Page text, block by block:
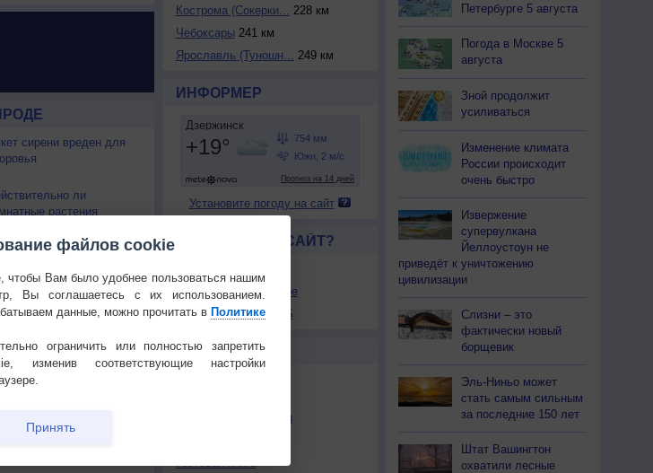
сирени вреден для
ли
растения
месяцы выбирать
купить правильный
без нитратов?
северные сияния
цвета?
Облачность
Кострома (Сокерки... 228 км
Чебоксары241 км
Ярославль (Туношн... 249 км
ИНФОРМЕР
Установите погоду на сайт
ПОНРАВИЛСЯ САЙТ?
Добавить в Избранное
Экпорт погоды в RSS
КОНТАКТЫ
конфиденциальности
Гостевая книга
Петербурге 5 августа
Погода в Москве 5
августа
Зной продолжит
усиливаться
Изменение климата
России происходит
очень быстро
Извержение
супервулкана
Йеллоустоун не
приведёт к уничтожению
цивилизации
Слизни – это
фактически новый
борщевик
Эль-Ниньо может
стать самым сильным
за последние 150 лет
Штат Вашингтон
охватили лесные
файлов cookie
Вам было удобнее пользоваться нашим
Вы соглашаетесь с их использованием.
данные, можно прочитать в Политике
ограничить или полностью запретить
изменив соответствующие настройки
Принять